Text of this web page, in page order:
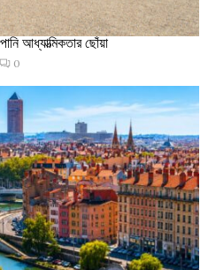
আধ্যাত্মিকতার ছোঁয়া
0